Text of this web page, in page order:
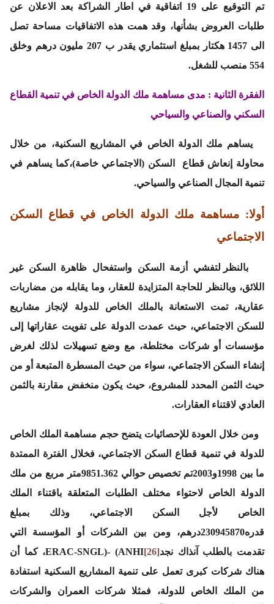
تم التوقيع على 19 اتفاقية في اطار الشراكة بعد الاعلان عن
طلبات العروض بشأنها، وقد همت هذه الاتفاقيات مساحة تصل
الى 1457 هكتار بمبلغ استثماري يقدر ب 207 مليون درهم وخلق
554 منصب للشغل.
الفقرة الثانية : مدى مساهمة ملك الدولة الخاص في تنمية القطاع
السكني والصناعي والسياحي
يساهم ملك الدولة الخاص في المشاريع السكنية، من خلال
محاولة إنعاش قطاع السكن (الاجتماعي خاصة)،كما يساهم في
تنمية المجال الصناعي والسياحي.
أولا: مساهمة ملك الدولة الخاص في قطاع السكن
الاجتماعي
بالنظر لتفشي أزمة السكن واستفحال ظاهرة السكن غير
اللائق، وبالنظر للحاجة المتزايدة للعقار، وما يقابله من مضاربات
عقارية، تمت الاستعانة بالملك الخاص للدولة لإنجاز مشاريع
للسكن الاجتماعي، حيث عمدت الدولة على تفويت عقاراتها إلى
مؤسسات أو شركات مختلطة، مع وضع تسهيلات لذلك لغرض
إنشاء السكن الاجتماعي، سواء من حيث المسطرة المتبعة أو من
حيث الثمن المحدد للمشروع، حيث يكون منخفض مقارنة بالثمن
العادي لاقتناء العقارات.
ومن خلال العودة للإحصائيات يتضح حجم مساهمة الملك الخاص
للدولة في تنمية قطاع السكن الاجتماعي، فخلال الفترة الممتدة
ما بين 1998و2003تم تخصيص حوالي 9851.362متر مربع من ملك
الدولة الخاص لاحتواء مختلف الطلبات المتعلقة باقتناء الملك
الخاص لأجل السكن الاجتماعي، وذلك بمبلغ
قدره230945870درهم، ومن بين الشركات أو المؤسسة التي
تقدمت بالطلب آنذاك نجدERAC-SNGL)- (ANHI[26]
، كما أن
هناك شركات كبرى تعمل على تنمية المشاريع السكنية استفادة
من الملك الخاص للدولة، فمثلا شركات العمران والشركات